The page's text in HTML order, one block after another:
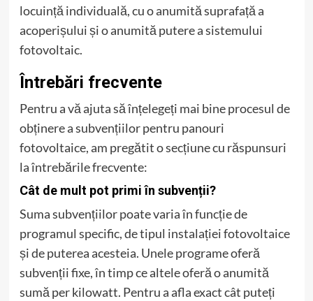
locuință individuală, cu o anumită suprafață a
acoperișului și o anumită putere a sistemului
fotovoltaic.
Întrebări frecvente
Pentru a vă ajuta să înțelegeți mai bine procesul de
obținere a subvențiilor pentru panouri
fotovoltaice, am pregătit o secțiune cu răspunsuri
la întrebările frecvente:
Cât de mult pot primi în subvenții?
Suma subvențiilor poate varia în funcție de
programul specific, de tipul instalației fotovoltaice
și de puterea acesteia. Unele programe oferă
subvenții fixe, în timp ce altele oferă o anumită
sumă per kilowatt. Pentru a afla exact cât puteți